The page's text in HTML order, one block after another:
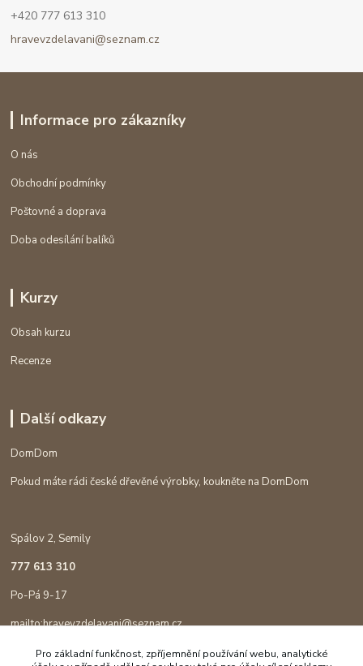
+420 777 613 310
hravevzdelavani@seznam.cz
Informace pro zákazníky
O nás
Obchodní podmínky
Poštovné a doprava
Doba odesílání balíků
Kurzy
Obsah kurzu
Recenze
Další odkazy
DomDom
Pokud máte rádi české dřevěné výrobky, koukněte na DomDom
Spálov 2, Semily
777 613 310
Po-Pá 9-17
mailto:hravevzdelavani@seznam.cz
Pro základní funkčnost, zpříjemnění používání webu, analytické